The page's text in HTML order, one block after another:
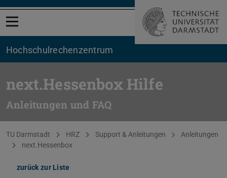
Menü öffnen
Hochschul­rechenzentrum
next.Hessenbox Hilfe
Anleitungen und FAQ
Sie befinden sich hier:
TU Darmstadt HRZ Support & Anleitungen
Anleitungen
next.Hessenbox
zurück zur Liste